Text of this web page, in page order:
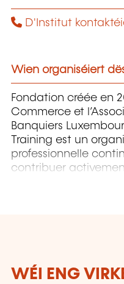
D'Institut
Wien organiséiert
Fondation créée en
Commerce et
Banquiers
Training est un
professionnelle
contribuer
les compétences
WÉI ENG